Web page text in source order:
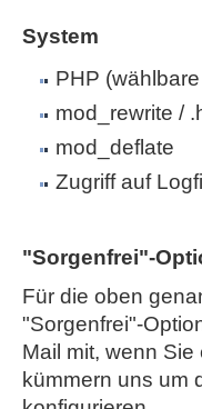
System
PHP
mod_rewrite /
mod_deflate
Zugriff auf
"Sorgenfrei"-
Für die oben
"Sorgenfrei"-
Mail mit, wenn
kümmern uns um